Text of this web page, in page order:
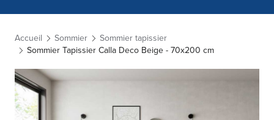
Accueil Sommier
Sommier tapissier
Sommier Tapissier Calla Deco Beige - 70x200 cm